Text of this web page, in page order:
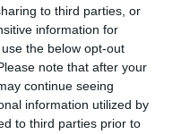
to third parties, or
information for
the below opt-out
note that after your
continue seeing
information utilized by
to third parties prior to